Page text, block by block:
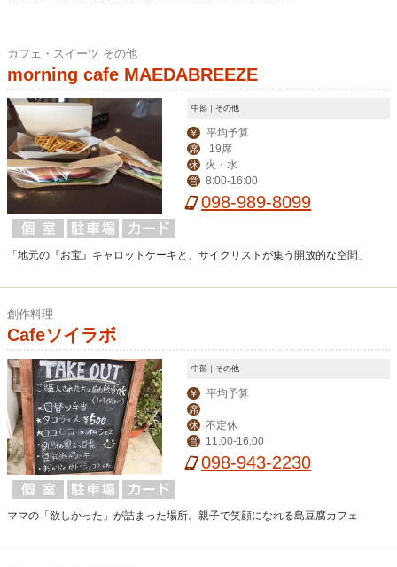
カフェ・スイーツ その他
morning cafe MAEDABREEZE
中部｜その他
￥ 平均予算
席 19席
休 火・水
営 8:00-16:00
098-989-8099
「地元の『お宝』キャロットケーキと、サイクリストが集う開放的な空間」
創作料理
Cafeソイラボ
中部｜その他
￥ 平均予算
席
休
不定休
営 11:00-16:00
098-943-2230
ママの「欲しかった」が詰まった場所。親子で笑顔になれる島豆腐カフェ